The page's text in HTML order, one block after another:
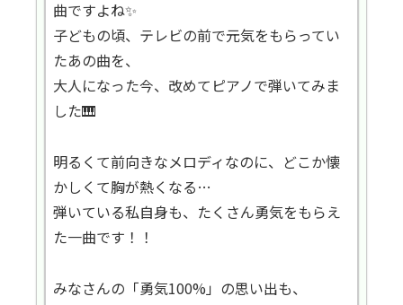
曲ですよね✨
子どもの頃、テレビの前で元気をもらってい
たあの曲を、
大人になった今、改めてピアノで弾いてみま
した🎹
明るくて前向きなメロディなのに、どこか懐
かしくて胸が熱くなる…
弾いている私自身も、たくさん勇気をもらえ
た一曲です！！
みなさんの「勇気100%」の思い出も、